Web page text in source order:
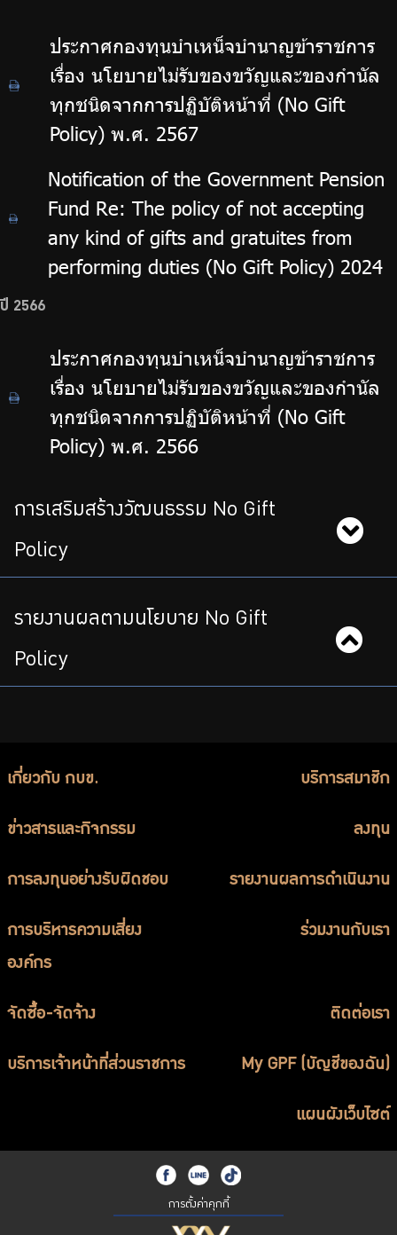
ประกาศกองทุนบำเหน็จบำนาญข้าราชการ
เรื่อง นโยบายไม่รับของขวัญและของกำนัล
ทุกชนิดจากการปฏิบัติหน้าที่ (No Gift
Policy) พ.ศ. 2567
Notification of the Government Pension
Fund Re: The policy of not accepting
any kind of gifts and gratuites from
performing duties (No Gift Policy) 2024
ปี 2566
ประกาศกองทุนบำเหน็จบำนาญข้าราชการ
เรื่อง นโยบายไม่รับของขวัญและของกำนัล
ทุกชนิดจากการปฏิบัติหน้าที่ (No Gift
Policy) พ.ศ. 2566
การเสริมสร้างวัฒนธรรม No Gift
Policy
รายงานผลตามนโยบาย No Gift
Policy
เกี่ยวกับ กบข. บริการสมาชิก
ข่าวสารและกิจกรรม ลงทุน
การลงทุนอย่างรับผิดชอบ รายงานผลการดำเนินงาน
การบริหารความเสี่ยง
องค์กร
ร่วมงานกับเรา
จัดซื้อ-จัดจ้าง ติดต่อเรา
บริการเจ้าหน้าที่ส่วนราชการ My GPF (บัญชีของฉัน)
แผนผังเว็บไซต์
การตั้งค่าคุกกี้